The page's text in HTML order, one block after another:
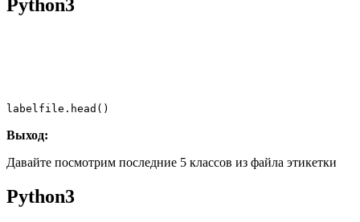
Python3
labelfile.head()
Выход:
Давайте посмотрим последние 5 классов из файла этикетки
Python3